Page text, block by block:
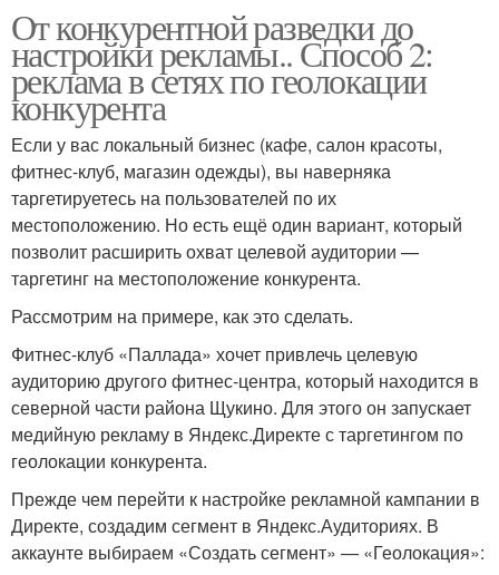
От конкурентной разведки до
настройки рекламы.. Способ 2:
реклама в сетях по геолокации
конкурента
Если у вас локальный бизнес (кафе, салон красоты,
фитнес-клуб, магазин одежды), вы наверняка
таргетируетесь на пользователей по их
местоположению. Но есть ещё один вариант, который
позволит расширить охват целевой аудитории —
таргетинг на местоположение конкурента.
Рассмотрим на примере, как это сделать.
Фитнес-клуб «Паллада» хочет привлечь целевую
аудиторию другого фитнес-центра, который находится в
северной части района Щукино. Для этого он запускает
медийную рекламу в Яндекс.Директе с таргетингом по
геолокации конкурента.
Прежде чем перейти к настройке рекламной кампании в
Директе, создадим сегмент в Яндекс.Аудиториях. В
аккаунте выбираем «Создать сегмент» — «Геолокация»: